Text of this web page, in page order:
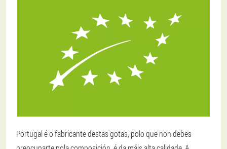
Portugal é o fabricante destas gotas, polo que non debes